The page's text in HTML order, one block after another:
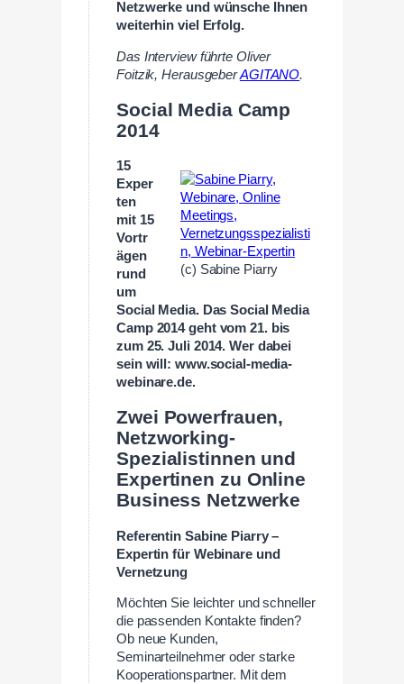
Netzwerke und wünsche Ihnen
weiterhin viel Erfolg.
Das Interview führte Oliver
Foitzik, HerausgeberAGITANO.
Social Media Camp
2014
(c) Sabine Piarry
15
Exper
ten
mit 15
Vortr
ägen
rund
um
Social Media. Das Social Media
Camp 2014 geht vom 21. bis
zum 25. Juli 2014. Wer dabei
sein will: www.social-media-
webinare.de.
Zwei Powerfrauen,
Netzworking-
Spezialistinnen und
Expertinen zu Online
Business Netzwerke
Referentin Sabine Piarry –
Expertin für Webinare und
Vernetzung
Möchten Sie leichter und schneller
die passenden Kontakte finden?
Ob neue Kunden,
Seminarteilnehmer oder starke
Kooperationspartner. Mit dem